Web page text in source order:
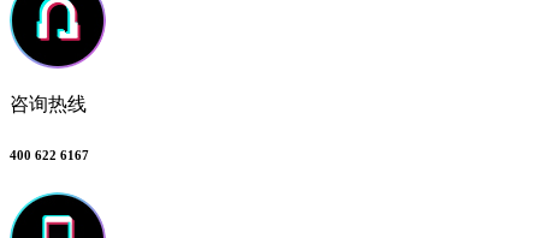
咨询热线
400 622 6167